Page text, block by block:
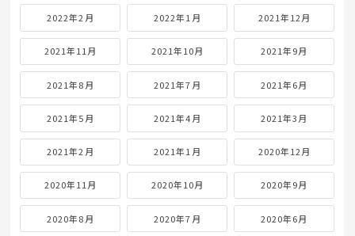
2022年2月 2022年1月 2021年12月
2021年11月 2021年10月 2021年9月
2021年8月 2021年7月 2021年6月
2021年5月 2021年4月 2021年3月
2021年2月 2021年1月 2020年12月
2020年11月 2020年10月 2020年9月
2020年8月 2020年7月 2020年6月